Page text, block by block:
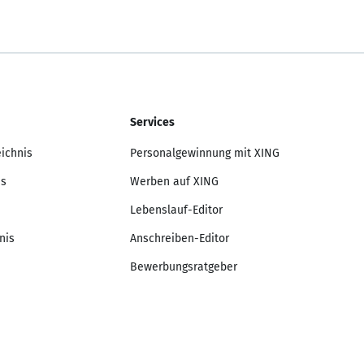
Services
Personalgewinnung mit XING
Werben auf XING
Lebenslauf-Editor
Anschreiben-Editor
Bewerbungsratgeber